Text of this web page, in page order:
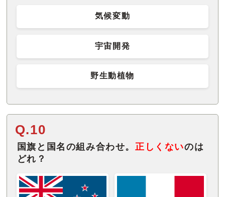
気候変動
宇宙開発
野生動植物
Q.10
国旗と国名の組み合わせ。 正しくないのは
どれ？